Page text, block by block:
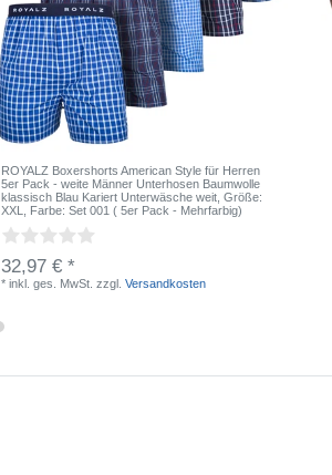
ROYALZ Boxershorts American Style für Herren
5er Pack - weite Männer Unterhosen Baumwolle
klassisch Blau Kariert Unterwäsche weit , Größe:
XXL
, Farbe: Set 001 ( 5er Pack - Mehrfarbig)
32,97 € *
*inkl. ges. MwSt. zzgl.Versandkosten